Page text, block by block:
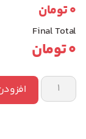
0تومان
Final Total
0تومان